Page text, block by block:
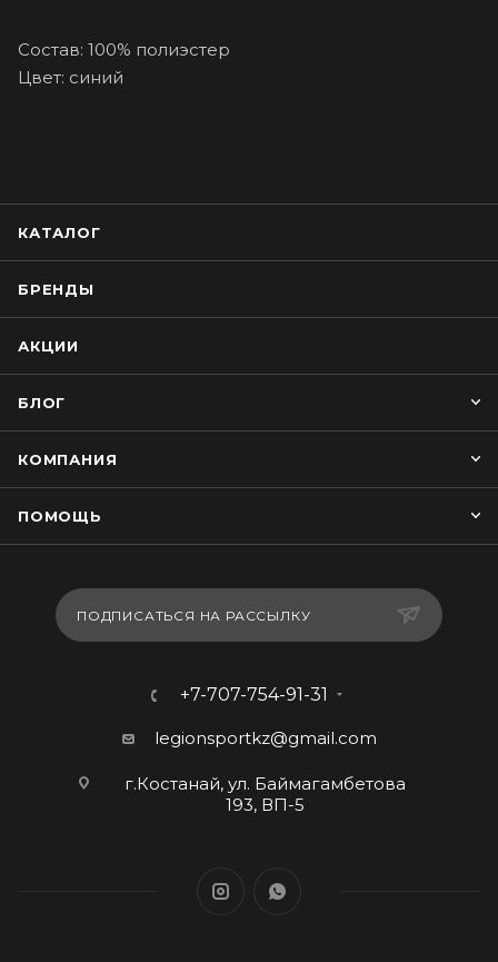
Состав: 100% полиэстер
Цвет: синий
КАТАЛОГ
БРЕНДЫ
АКЦИИ
БЛОГ
КОМПАНИЯ
ПОМОЩЬ
ПОДПИСАТЬСЯ НА РАССЫЛКУ
+7-707-754-91-31
legionsportkz@gmail.com
г.Костанай, ул. Баймагамбетова
193, ВП-5